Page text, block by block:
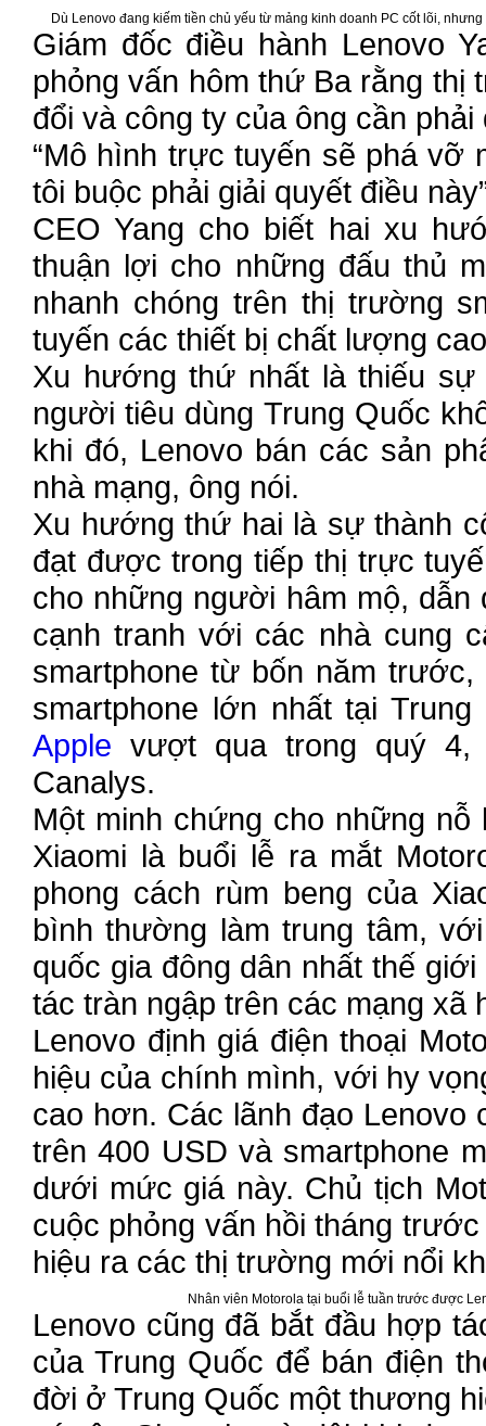
Dù Lenovo đang kiếm tiền chủ yếu từ mảng kinh doanh PC cốt lõi,
Giám đốc điều hành Lenovo
phỏng vấn hôm thứ Ba rằng thị
đổi và công ty của ông cần phải
“Mô hình trực tuyến sẽ phá vỡ
tôi buộc phải giải quyết điều
CEO Yang cho biết hai xu
thuận lợi cho những đấu thủ
nhanh chóng trên thị trường
tuyến các thiết bị chất lượng
Xu hướng thứ nhất là thiếu
người tiêu dùng Trung Quốc
khi đó, Lenovo bán các sản
nhà mạng, ông nói.
Xu hướng thứ hai là sự thành
đạt được trong tiếp thị trực
cho những người hâm mộ,
cạnh tranh với các nhà cung
smartphone từ bốn năm
smartphone lớn nhất tại
Apple vượt qua trong quý
Canalys.
Một minh chứng cho những
Xiaomi là buổi lễ ra mắt
phong cách rùm beng của
bình thường làm trung tâm,
quốc gia đông dân nhất thế
tác tràn ngập trên các mạng xã
Lenovo định giá điện thoại
hiệu của chính mình, với hy
cao hơn. Các lãnh đạo Lenovo
trên 400 USD và smartphone
dưới mức giá này. Chủ tịch
cuộc phỏng vấn hồi tháng
hiệu ra các thị trường mới nổi
Nhân viên Motorola tại buổi lễ tuần trước được
Lenovo cũng đã bắt đầu hợp
của Trung Quốc để bán điện
đời ở Trung Quốc một thương